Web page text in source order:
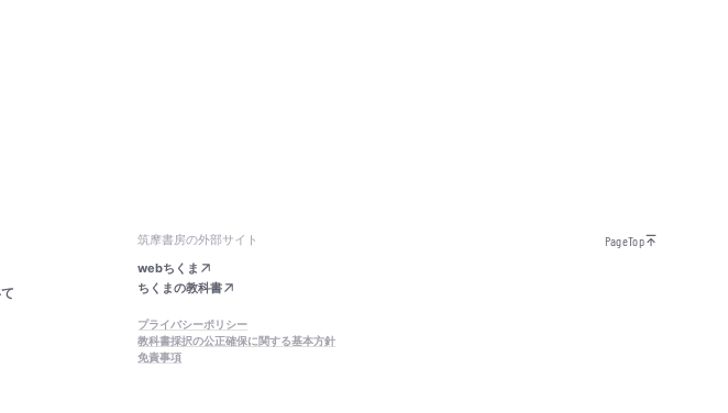
筑摩書房の外部サイト
webちくま
ちくまの教科書
プライバシーポリシー
教科書採択の公正確保に関する基本方針
免責事項
PageTop